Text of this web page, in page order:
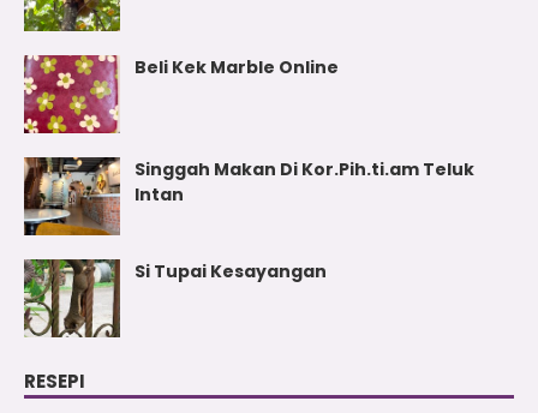
Beli Kek Marble Online
Singgah Makan Di Kor.Pih.ti.am Teluk
Intan
Si Tupai Kesayangan
RESEPI